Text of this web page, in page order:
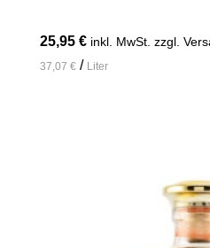
25,95 € inkl. MwSt. zzgl.
37,07 €/ Liter